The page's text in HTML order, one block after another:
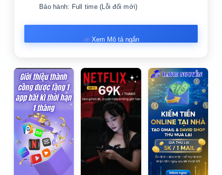
Bảo hành: Full time (Lỗi đổi mới)
Xem Mô tả ngắn